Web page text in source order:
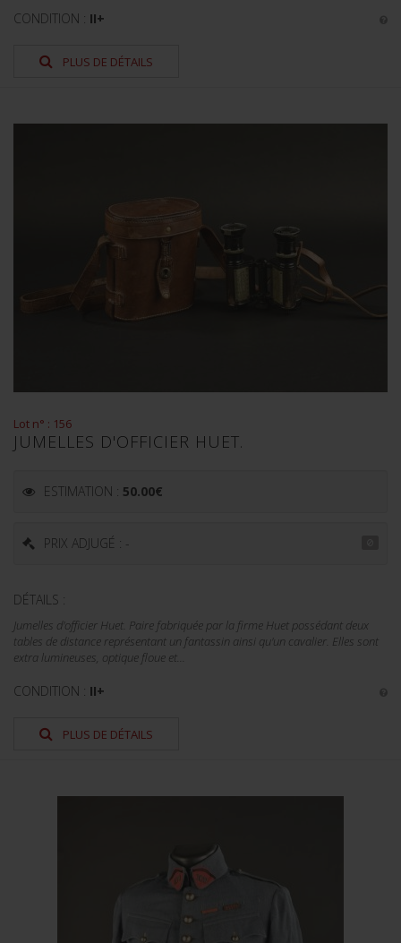
CONDITION : II+
PLUS DE DÉTAILS
Lot n° : 156
JUMELLES D'OFFICIER HUET.
ESTIMATION : 50.00€
PRIX ADJUGÉ : -
DÉTAILS :
Jumelles d'officier Huet. Paire fabriquée par la firme Huet possédant deux
tables de distance représentant un fantassin ainsi qu'un cavalier. Elles sont
extra lumineuses, optique floue et...
CONDITION : II+
PLUS DE DÉTAILS